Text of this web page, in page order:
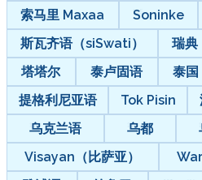
索马里 Maxaa
Soninke
斯瓦齐语（siSwati）
瑞典
塔塔尔
泰卢固语 泰国
提格利尼亚语
Tok Pisin
乌克兰语
乌都
Visayan（比萨亚）